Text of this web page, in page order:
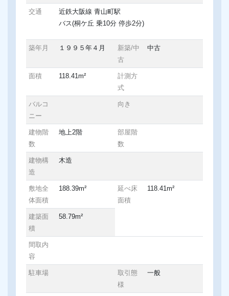
交通
近鉄大阪線 青山町駅
バス(桐ケ丘 乗10分 停歩2分)
築年月 １９９５年４月
新築/中
古
中古
面積 118.41m²
計測方
式
バルコ
ニー
向き
建物階
数
地上2階
部屋階
数
建物構
造
木造
敷地全
体面積
188.39m²
延べ床
面積
118.41m²
建築面
積
58.79m²
間取内
容
駐車場
取引態
様
一般